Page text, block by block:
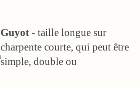
Guyot - taille longue sur
charpente courte, qui peut être
simple, double ou